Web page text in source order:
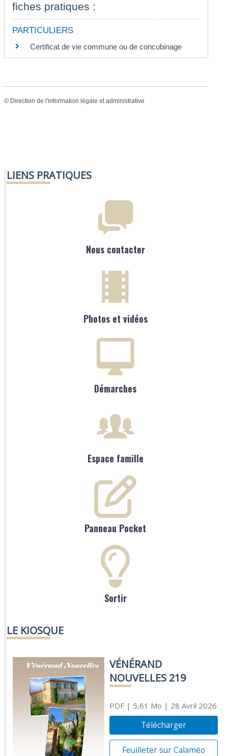
fiches pratiques :
PARTICULIERS
Certificat de vie commune ou de concubinage
© Direction de l'information légale et administrative
LIENS PRATIQUES
Nous contacter
Photos et vidéos
Démarches
Espace famille
Panneau Pocket
Sortir
LE KIOSQUE
VÉNÉRAND
NOUVELLES 219
PDF| 5,61 Mo | 28 Avril 2026
Télécharger
Feuilleter sur Calaméo